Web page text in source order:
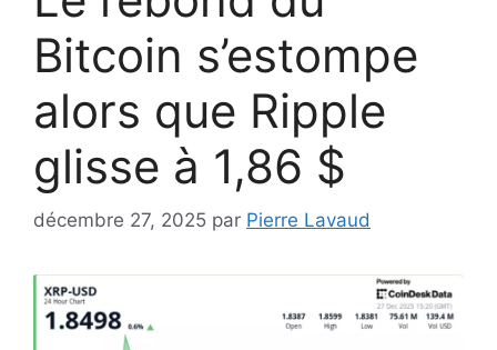
Bitcoin s’estompe
alors que Ripple
glisse à 1,86 $
décembre 27, 2025 par Pierre Lavaud